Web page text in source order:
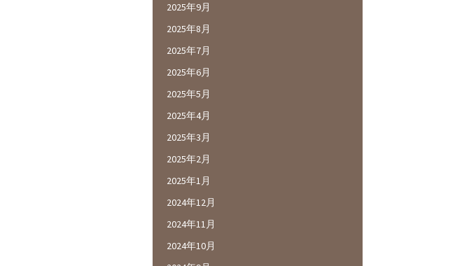
2025年9月
2025年8月
2025年7月
2025年6月
2025年5月
2025年4月
2025年3月
2025年2月
2025年1月
2024年12月
2024年11月
2024年10月